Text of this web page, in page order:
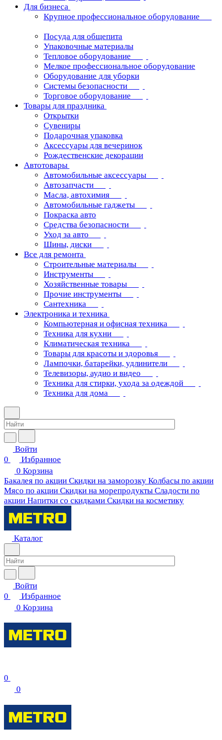
Для бизнеса
Крупное профессиональное оборудование
Посуда для общепита
Упаковочные материалы
Тепловое оборудование
Мелкое профессиональное оборудование
Оборудование для уборки
Системы безопасности
Торговое оборудование
Товары для праздника
Открытки
Сувениры
Подарочная упаковка
Аксессуары для вечеринок
Рождественские декорации
Автотовары
Автомобильные аксессуары
Автозапчасти
Масла, автохимия
Автомобильные гаджеты
Покраска авто
Средства безопасности
Уход за авто
Шины, диски
Все для ремонта
Строительные материалы
Инструменты
Хозяйственные товары
Прочие инструменты
Сантехника
Электроника и техника
Компьютерная и офисная техника
Техника для кухни
Климатическая техника
Товары для красоты и здоровья
Лампочки, батарейки, удлинители
Телевизоры, аудио и видео
Техника для стирки, ухода за одеждой
Техника для дома
Войти
0
Избранное
0 Корзина
Бакалея по акции Скидки на заморозку Колбасы по акции
Мясо по акции Скидки на морепродукты Сладости по
акции Напитки со скидками Скидки на косметику
Каталог
Войти
0
Избранное
0 Корзина
0
0